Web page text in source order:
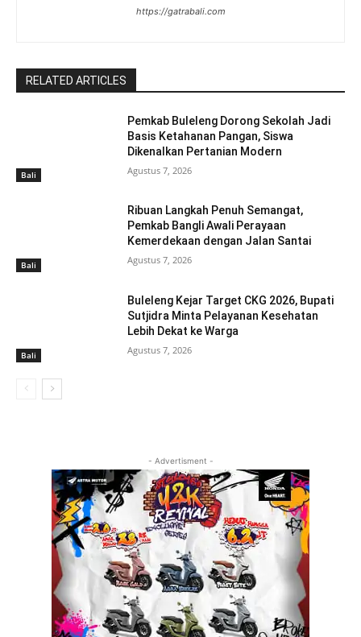
https://gatrabali.com
RELATED ARTICLES
Bali
Pemkab Buleleng Dorong Sekolah Jadi
Basis Ketahanan Pangan, Siswa
Dikenalkan Pertanian Modern
Agustus 7, 2026
Bali
Ribuan Langkah Penuh Semangat,
Pemkab Bangli Awali Perayaan
Kemerdekaan dengan Jalan Santai
Agustus 7, 2026
Bali
Buleleng Kejar Target CKG 2026, Bupati
Sutjidra Minta Pelayanan Kesehatan
Lebih Dekat ke Warga
Agustus 7, 2026
- Advertisment -